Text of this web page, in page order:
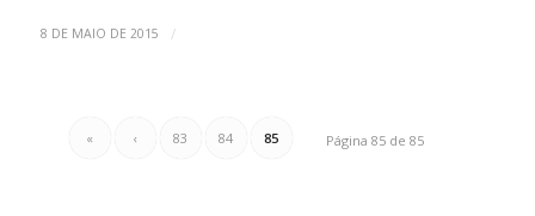
8 DE MAIO DE 2015 /
Página 85 de 85
« ‹ 83 84 85